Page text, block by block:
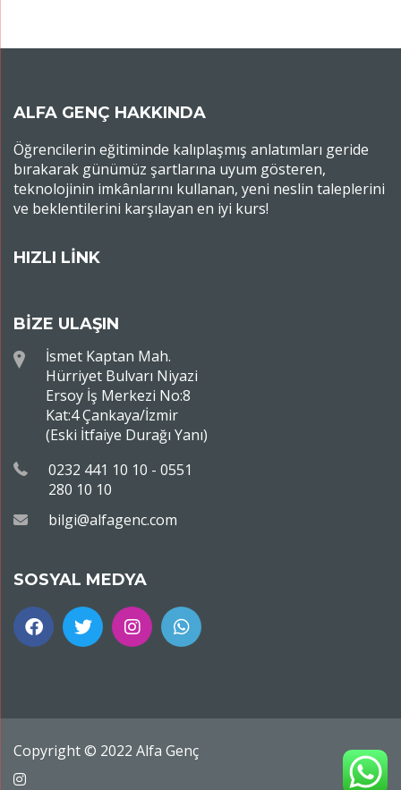
ALFA GENÇ HAKKINDA
Öğrencilerin eğitiminde kalıplaşmış anlatımları geride
bırakarak günümüz şartlarına uyum gösteren,
teknolojinin imkânlarını kullanan, yeni neslin taleplerini
ve beklentilerini karşılayan en iyi kurs!
HIZLI LİNK
BİZE ULAŞIN
İsmet Kaptan Mah.
Hürriyet Bulvarı Niyazi
Ersoy İş Merkezi No:8
Kat:4 Çankaya/İzmir
(Eski İtfaiye Durağı Yanı)
0232 441 10 10 - 0551
280 10 10
bilgi@alfagenc.com
SOSYAL MEDYA
Copyright © 2022 Alfa Genç